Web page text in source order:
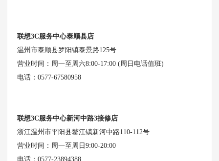
联想3C服务中心泰顺县店
温州市泰顺县罗阳镇泰景路125号
营业时间：周一至周六8:00-17:00 (周日电话值班)
电话：0577-67580958
联想3C服务中心新河中路3接修店
浙江温州市平阳县鳌江镇新河中路110-112号
营业时间：周一至周日9:00-20:00
电话：0577-23894388